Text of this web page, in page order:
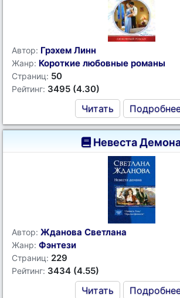
Автор: Грэхем Линн
Жанр: Короткие любовные романы
Страниц: 50
Рейтинг: 3495 (4.30)
Читать
Невеста
Автор: Жданова Светлана
Жанр: Фэнтези
Страниц: 229
Рейтинг: 3434 (4.55)
Читать